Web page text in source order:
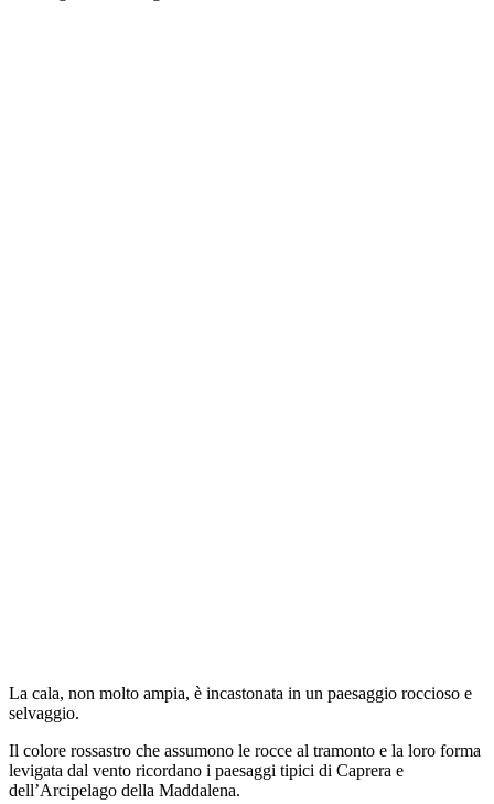
La cala, non molto ampia, è incastonata in un paesaggio roccioso e
selvaggio.
Il colore rossastro che assumono le rocce al tramonto e la loro forma
levigata dal vento ricordano i paesaggi tipici di Caprera e
dell’Arcipelago della Maddalena.